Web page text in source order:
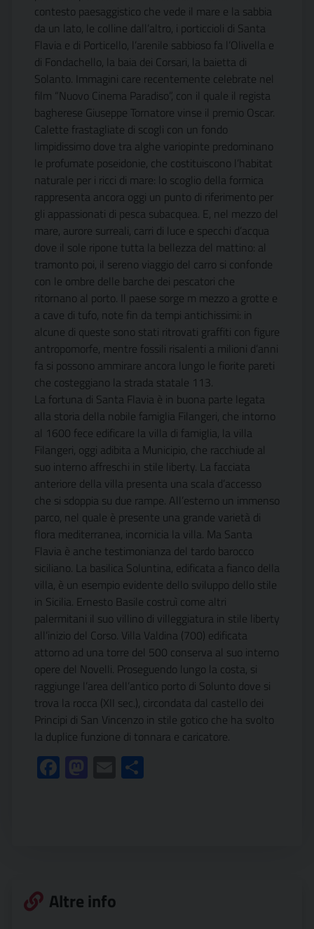
contesto paesaggistico che vede il mare e la sabbia
da un lato, le colline dall’altro, i porticcioli di Santa
Flavia e di Porticello, l’arenile sabbioso fa l’Olivella e
di Fondachello, la baia dei Corsari, la baietta di
Solanto. Immagini care recentemente celebrate nel
film “Nuovo Cinema Paradiso”, con il quale il regista
bagherese Giuseppe Tornatore vinse il premio Oscar.
Calette frastagliate di scogli con un fondo
limpidissimo dove tra alghe variopinte predominano
le profumate poseidonie, che costituiscono l’habitat
naturale per i ricci di mare: lo scoglio della formica
rappresenta ancora oggi un punto di riferimento per
gli appassionati di pesca subacquea. E, nel mezzo del
mare, aurore surreali, carri di luce e specchi d’acqua
dove il sole ripone tutta la bellezza del mattino: al
tramonto poi, il sereno viaggio del carro si confonde
con le ombre delle barche dei pescatori che
ritornano al porto. Il paese sorge m mezzo a grotte e
a cave di tufo, note fin da tempi antichissimi: in
alcune di queste sono stati ritrovati graffiti con figure
antropomorfe, mentre fossili risalenti a milioni d’anni
fa si possono ammirare ancora lungo le fiorite pareti
che costeggiano la strada statale 113.
La fortuna di Santa Flavia è in buona parte legata
alla storia della nobile famiglia Filangeri, che intorno
al 1600 fece edificare la villa di famiglia, la villa
Filangeri, oggi adibita a Municipio, che racchiude al
suo interno affreschi in stile liberty. La facciata
anteriore della villa presenta una scala d’accesso
che si sdoppia su due rampe. All’esterno un immenso
parco, nel quale è presente una grande varietà di
flora mediterranea, incornicia la villa. Ma Santa
Flavia è anche testimonianza del tardo barocco
siciliano. La basilica Soluntina, edificata a fianco della
villa, è un esempio evidente dello sviluppo dello stile
in Sicilia. Ernesto Basile costruì come altri
palermitani il suo villino di villeggiatura in stile liberty
all’inizio del Corso. Villa Valdina (700) edificata
attorno ad una torre del 500 conserva al suo interno
opere del Novelli. Proseguendo lungo la costa, si
raggiunge l’area dell’antico porto di Solunto dove si
trova la rocca (XII sec.), circondata dal castello dei
Principi di San Vincenzo in stile gotico che ha svolto
la duplice funzione di tonnara e caricatore.
Facebook
Mastodon
Email
Altre info